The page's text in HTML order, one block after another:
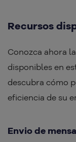
Recursos
Conozca ahora
disponibles en
descubra cómo
eficiencia de su
Envio de